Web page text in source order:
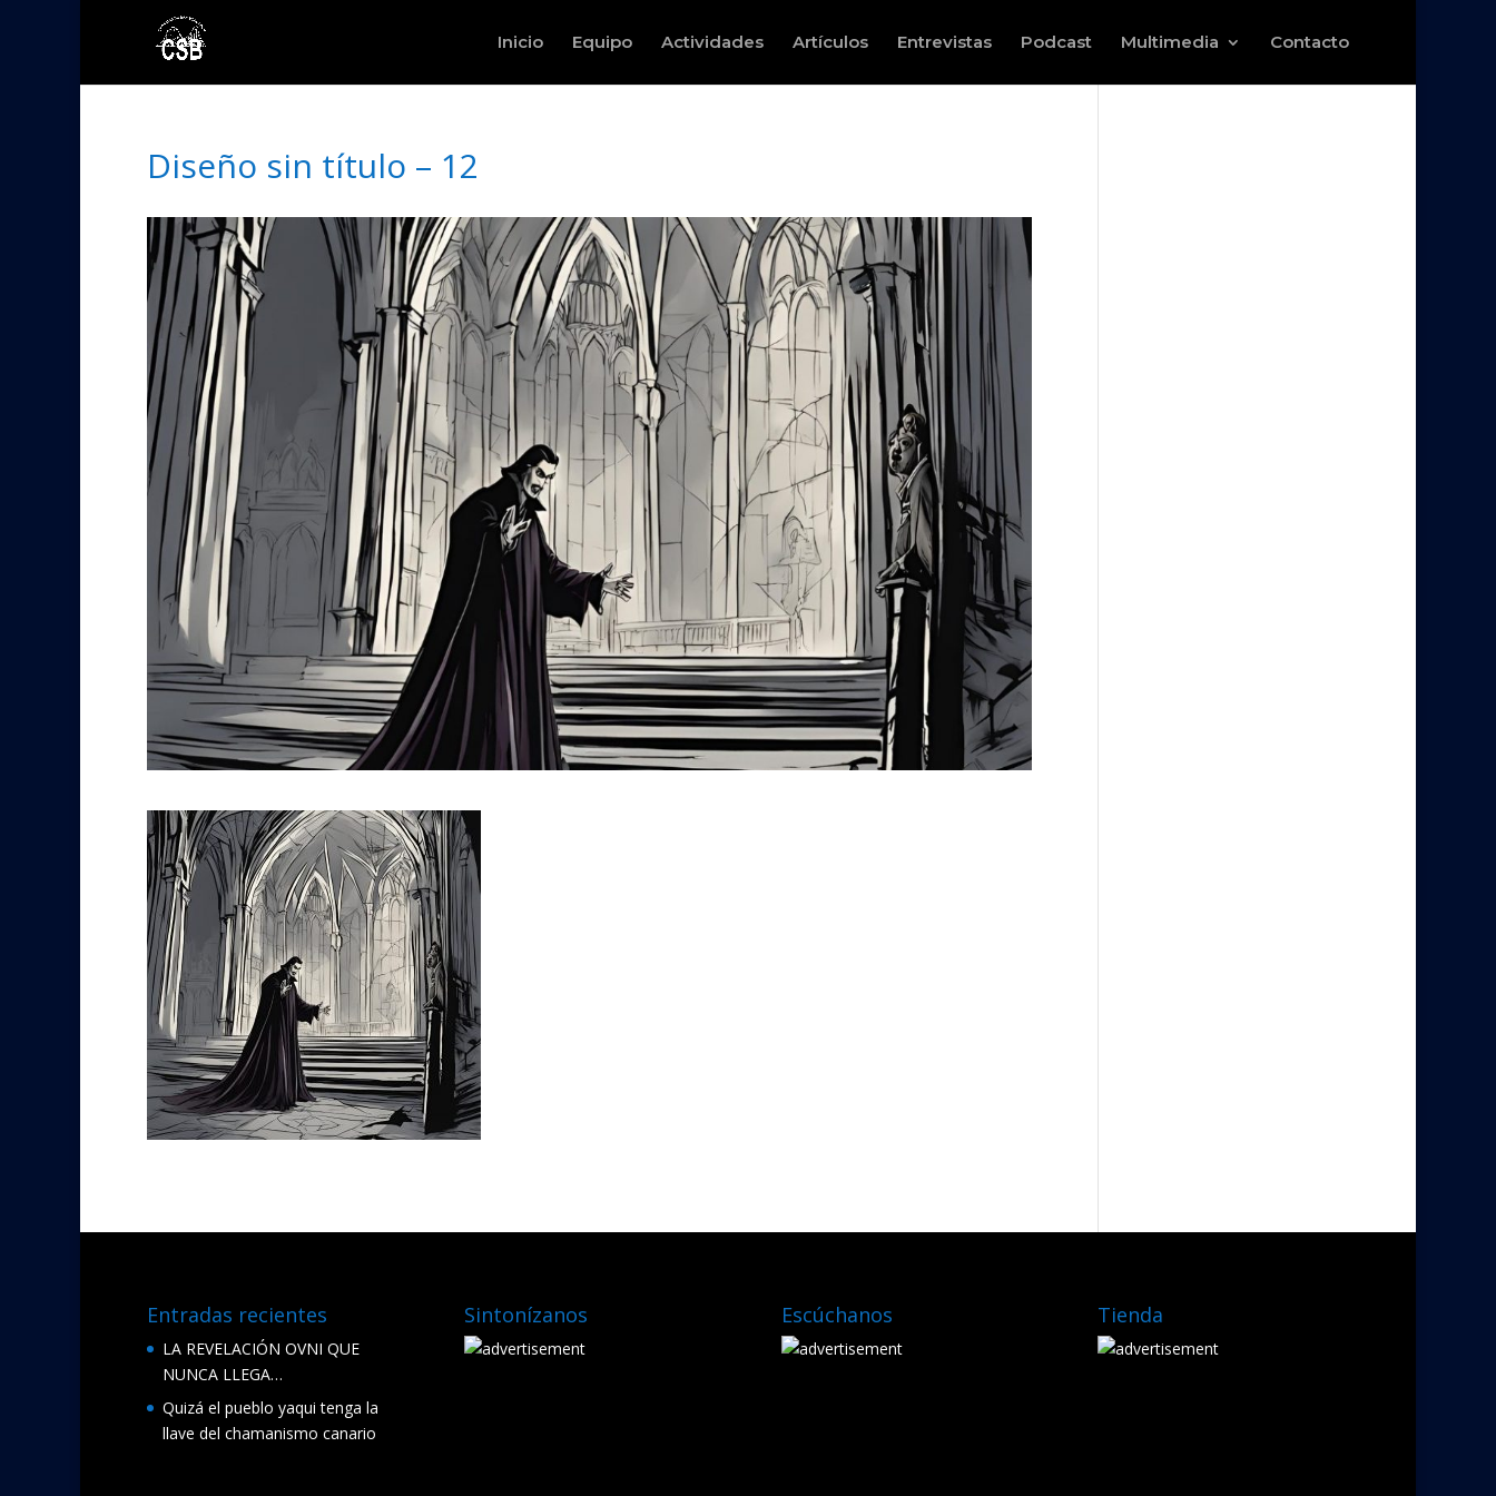
Inicio Equipo Actividades Artículos Entrevistas Podcast Multimedia Contacto
Diseño sin título – 12
Entradas recientes
LA REVELACIÓN OVNI QUE
NUNCA LLEGA…
Quizá el pueblo yaqui tenga la
llave del chamanismo canario
Sintonízanos Escúchanos Tienda